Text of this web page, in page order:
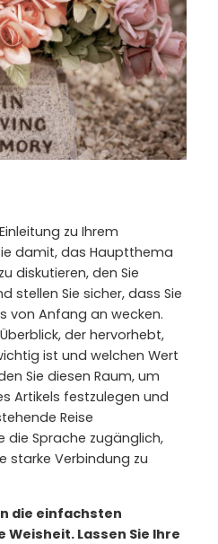
zu Ihrem
damit, das Hauptthema
diskutieren, den Sie
stellen Sie sicher, dass Sie
von Anfang an wecken.
der hervorhebt,
ist und welchen Wert
Sie diesen Raum, um
Artikels festzulegen und
Reise
die Sprache zugänglich,
starke Verbindung zu
die einfachsten
Lassen Sie Ihre